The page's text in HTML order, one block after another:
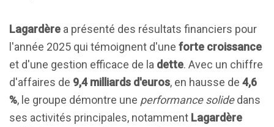
Lagardère a présenté des résultats financiers pour
l'année 2025 qui témoignent d'une forte croissance
et d'une gestion efficace de la dette. Avec un chiffre
d'affaires de 9,4 milliards d'euros, en hausse de 4,6
%, le groupe démontre une performance solidedans
ses activités principales, notamment Lagardère